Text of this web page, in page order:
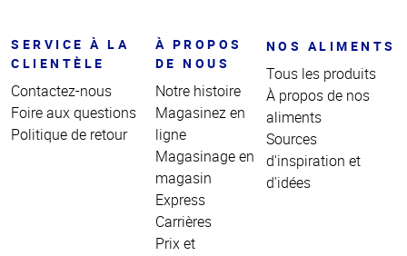
SERVICE À LA
CLIENTÈLE
Contactez-nous
Foire aux questions
Politique de retour
À PROPOS
DE NOUS
Notre histoire
Magasinez en
ligne
Magasinage en
magasin
Express
Carrières
Prix et
NOS ALIMENTS
Tous les produits
À propos de nos
aliments
Sources
d'inspiration et
d'idées